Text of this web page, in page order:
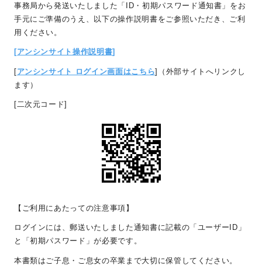
事務局から発送いたしました「 ID ・初期パスワード通知書」をお
手元にご準備のうえ、以下の操作説明書をご参照いただき、ご利
用ください。
[アンシンサイト操作説明書]
[アンシンサイト ログイン画面はこちら]
（外部サイトへリンクし
ます）
[二次元コード]
【ご利用にあたっての注意事項】
ログインには、郵送いたしました通知書に記載の「ユーザー ID 」
と「初期パスワード」が必要です。
本書類はご子息・ご息女の卒業まで大切に保管してください。